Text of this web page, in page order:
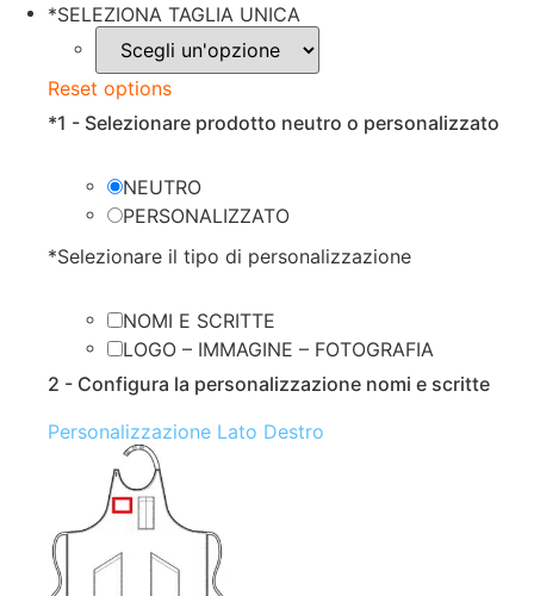
originale
era:
€24.38.
attuale
è:
€18.29.
*SELEZIONA TAGLIA UNICA
Reset options
*1 - Selezionare prodotto neutro o personalizzato
NEUTRO
PERSONALIZZATO
*Selezionare il tipo di personalizzazione
NOMI E SCRITTE
LOGO – IMMAGINE – FOTOGRAFIA
2 - Configura la personalizzazione nomi e scritte
Personalizzazione Lato Destro